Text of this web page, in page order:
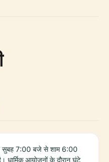
सुबह 7:00 बजे से शाम 6:00
धार्मिक आयोजनों के दौरान घंटे